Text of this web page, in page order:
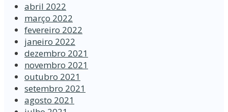
abril 2022
março 2022
fevereiro 2022
janeiro 2022
dezembro 2021
novembro 2021
outubro 2021
setembro 2021
agosto 2021